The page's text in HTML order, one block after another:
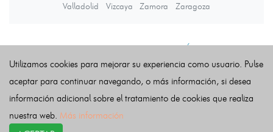
Valladolid
Vizcaya Zamora Zaragoza
Utilizamos cookies para mejorar su experiencia como usuario. Pulse
aceptar para continuar navegando, o más información, si desea
información adicional sobre el tratamiento de cookies que realiza
nuestra web. Más información